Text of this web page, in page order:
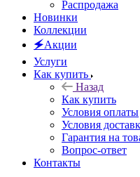
Распродажа
Новинки
Коллекции
🗲Акции
Услуги
Как купить
Назад
Как купить
Условия оплаты
Условия
Гарантия на
Вопрос-ответ
Контакты